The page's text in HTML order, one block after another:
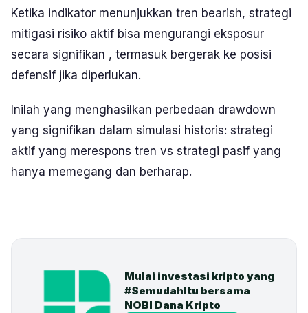
Ketika indikator menunjukkan tren bearish, strategi
mitigasi risiko aktif bisa mengurangi eksposur
secara signifikan , termasuk bergerak ke posisi
defensif jika diperlukan.
Inilah yang menghasilkan perbedaan drawdown
yang signifikan dalam simulasi historis: strategi
aktif yang merespons tren vs strategi pasif yang
hanya memegang dan berharap.
Mulai investasi kripto yang
#SemudahItu bersama
NOBI Dana Kripto